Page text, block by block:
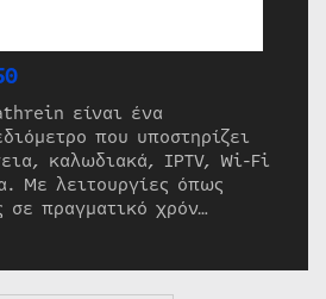
είναι ένα
που υποστηρίζει
καλωδιακά, IPTV, Wi-Fi
Με λειτουργίες όπως
σε πραγματικό χρόν…